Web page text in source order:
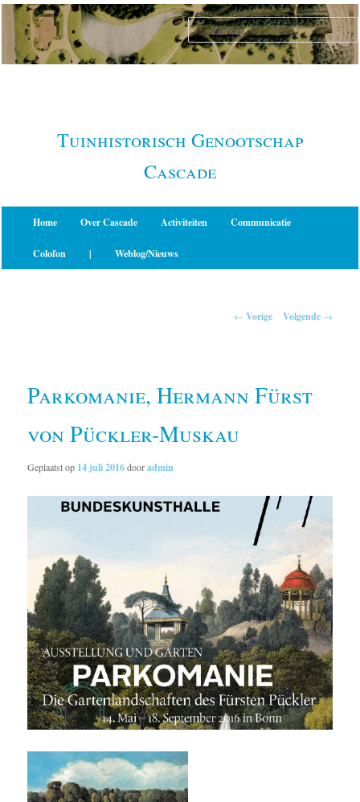
Spring
naar
primaire
Tuinhistorisch Genootschap
Cascade
Home Over Cascade Activiteiten Communicatie
Colofon | Weblog/Nieuws
← Vorige Volgende →
Parkomanie, Hermann Fürst
von Pückler-Muskau
Geplaatst op 14 juli 2016dooradmin